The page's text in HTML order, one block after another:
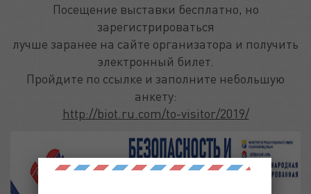
Посещение выставки бесплатно, но
зарегистрироваться
лучше заранее на сайте организатора и получить
электронный билет.
Пройдите по ссылке и заполните небольшую
анкету:
http://biot.ru.com/to-visitor/2019/